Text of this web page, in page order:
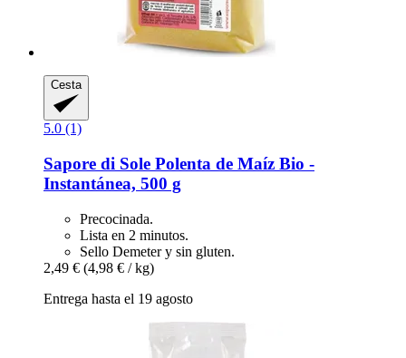
Cesta
5.0 (1)
Sapore di Sole Polenta de Maíz Bio -​
Instantánea, 500 g
Precocinada.
Lista en 2 minutos.
Sello Demeter y sin gluten.
2,49 € (4,98 € / kg)
Entrega hasta el 19 agosto